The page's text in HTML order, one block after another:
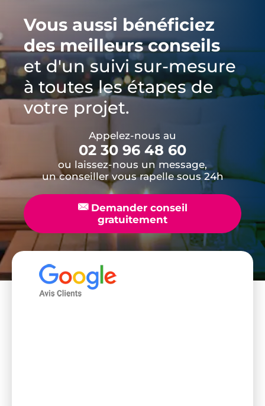
Vous aussi bénéficiez
des meilleurs conseils
et d'un suivi sur-mesure
à toutes les étapes de
votre projet.
Appelez-nous au
02 30 96 48 60
ou laissez-nous un message,
un conseiller vous rapelle sous 24h
📧Demander conseil
gratuitement